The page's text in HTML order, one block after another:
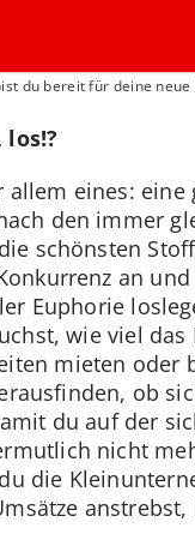
du bereit für deine
eines:
den immer
schönsten
an
Euphorie
wie viel
mieten oder
ob
du auf der
nicht
die